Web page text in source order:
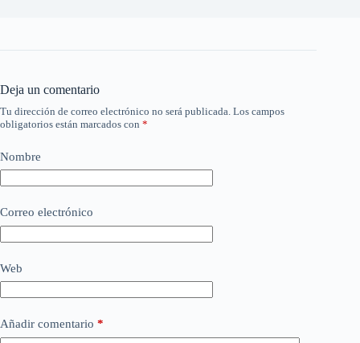
Deja un comentario
Tu dirección de correo electrónico no será publicada. Los campos
obligatorios están marcados con *
Nombre
Correo electrónico
Web
Añadir comentario *